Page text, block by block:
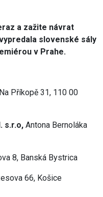
a zažite návrat
slovenské sály
v Prahe.
Příkopě 31, 110 00
s.r.o, Antona Bernoláka
8, Banská Bystrica
66, Košice